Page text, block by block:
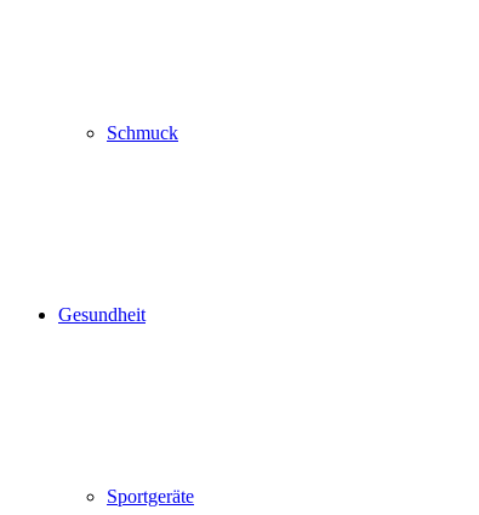
Schmuck
Gesundheit
Sportgeräte